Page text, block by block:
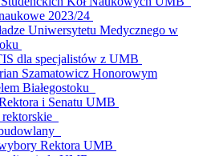
2023/24
Uniwersytetu Medycznego w
dla specjalistów z UMB
Szamatowicz Honorowym
Białegostoku
i Senatu UMB
Rektora UMB